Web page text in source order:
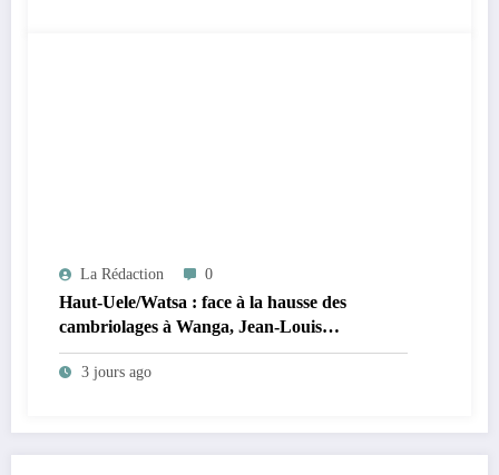
La Rédaction 0
Haut-Uele/Watsa : face à la hausse des
cambriolages à Wanga, Jean-Louis
Ngahangondi appelle à une réorganisation du
dispositif sécuritaire
3 jours ago